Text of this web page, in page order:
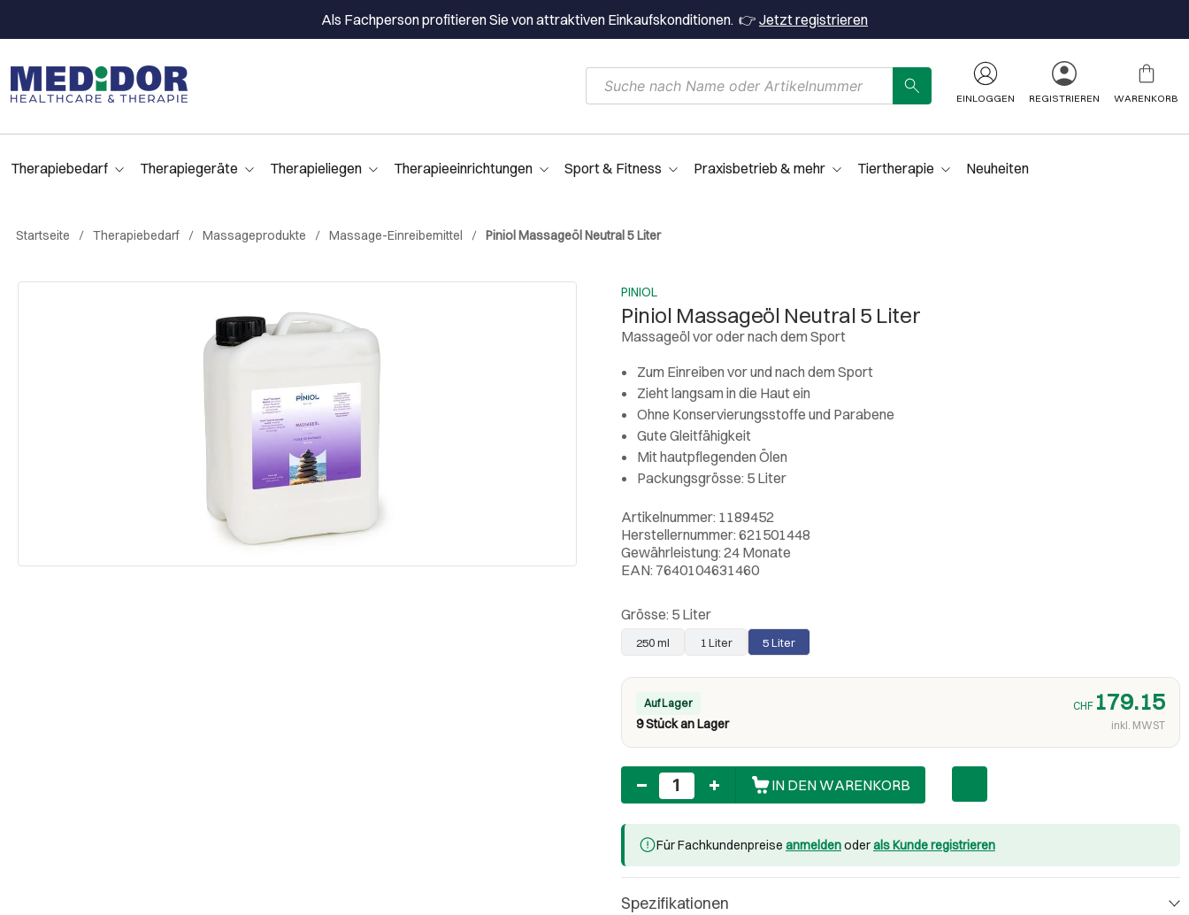
Als Fachperson profitieren Sie von attraktiven Einkaufskonditionen. 👉 Jetzt registrieren
EINLOGGEN REGISTRIEREN WARENKORB
Therapiebedarf Therapiegeräte Therapieliegen Therapieeinrichtungen Sport & Fitness Praxisbetrieb & mehr Tiertherapie Neuheiten
Startseite Therapiebedarf Massageprodukte Massage-Einreibemittel Piniol Massageöl Neutral 5 Liter
PINIOL
Piniol Massageöl Neutral 5 Liter
Massageöl vor oder nach dem Sport
Zum Einreiben vor und nach dem Sport
Zieht langsam in die Haut ein
Ohne Konservierungsstoffe und Parabene
Gute Gleitfähigkeit
Mit hautpflegenden Ölen
Packungsgrösse: 5 Liter
Artikelnummer: 1189452
Herstellernummer: 621501448
Gewährleistung: 24 Monate
EAN: 7640104631460
Grösse: 5 Liter
250 ml 1 Liter 5 Liter
Auf Lager
9 Stück an Lager
CHF 179.15
inkl. MWST
Anzahl
IN DEN WARENKORB
Für Fachkundenpreise anmeldenoderals Kunde registrieren
Spezifikationen